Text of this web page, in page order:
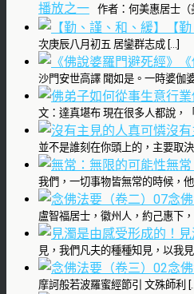
播放之一
作者：何美惠居士（
【
次庚辰八月初五 居鑾群志成 […]
沙門安世高譯 聞如是。一時婆伽
文：達真堪布 現在很多人都說，
沒
並不是誰刻在你頭上的，主要取
無
我們，一切事物皆無常的時候，
念
盧智福居士，徽州人，約己惠下，
見，我們凡夫的種種知見，以我
念
摩訶般若波羅蜜經節引 文殊師利